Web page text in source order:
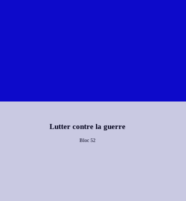
Lutter contre la guerre
Bloc 52